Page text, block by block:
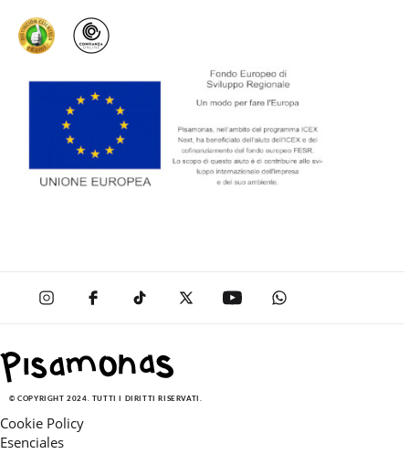
© COPYRIGHT 2024. TUTTI I DIRITTI RISERVATI.
Cookie Policy
Esenciales